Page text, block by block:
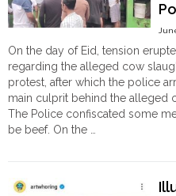
On the day of Eid, tension
regarding the alleged cow
protest, after which the police
main culprit behind the alleged
The Police confiscated some
be beef. On the …